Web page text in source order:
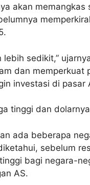
akan
lebih sedikit,”
dan memperkuat
investasi di pasar
tinggi dan
ada beberapa
sebelum
bagi negara-
AS.